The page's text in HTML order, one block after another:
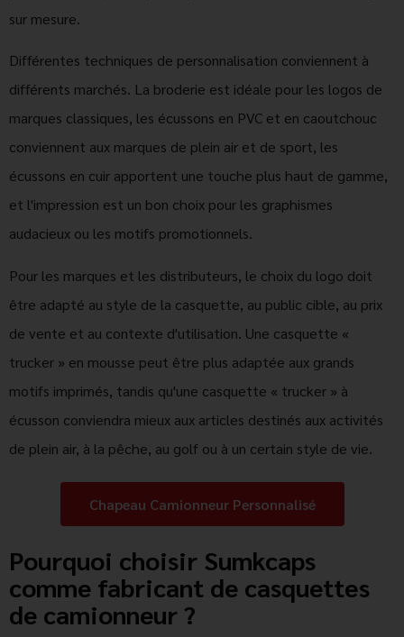
sur mesure.
Différentes techniques de personnalisation conviennent à
différents marchés. La broderie est idéale pour les logos de
marques classiques, les écussons en PVC et en caoutchouc
conviennent aux marques de plein air et de sport, les
écussons en cuir apportent une touche plus haut de gamme,
et l'impression est un bon choix pour les graphismes
audacieux ou les motifs promotionnels.
Pour les marques et les distributeurs, le choix du logo doit
être adapté au style de la casquette, au public cible, au prix
de vente et au contexte d'utilisation. Une casquette «
trucker » en mousse peut être plus adaptée aux grands
motifs imprimés, tandis qu'une casquette « trucker » à
écusson conviendra mieux aux articles destinés aux activités
de plein air, à la pêche, au golf ou à un certain style de vie.
Chapeau Camionneur Personnalisé
Pourquoi choisir Sumkcaps
comme fabricant de casquettes
de camionneur ?